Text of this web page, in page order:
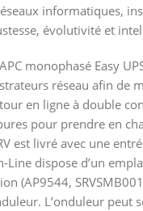
informatiques,
évolutivité et
monophasé Easy
réseau afin de
en ligne à double
pour prendre en
est livré avec une
Line dispose d’un
(AP9544,
L’onduleur peut